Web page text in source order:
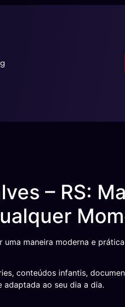
– RS:
maneira moderna e
conteúdos infantis,
ao seu dia a dia.